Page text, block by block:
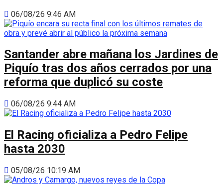
06/08/26 9:46 AM
Santander abre mañana los Jardines de
Piquío tras dos años cerrados por una
reforma que duplicó su coste
06/08/26 9:44 AM
El Racing oficializa a Pedro Felipe
hasta 2030
05/08/26 10:19 AM